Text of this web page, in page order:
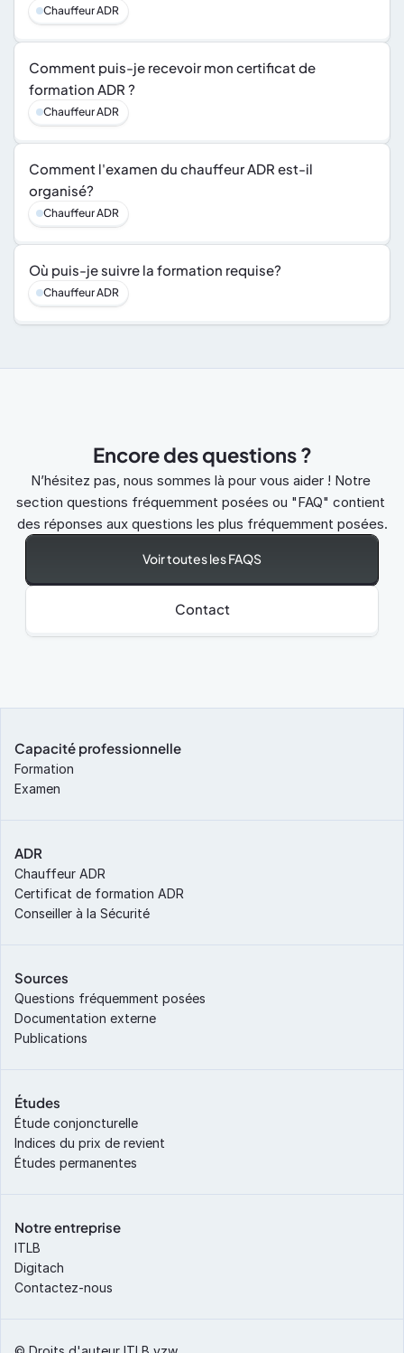
Chauffeur ADR
Comment puis-je recevoir mon certificat de
formation ADR ?
Chauffeur ADR
Comment l'examen du chauffeur ADR est-il
organisé?
Chauffeur ADR
Où puis-je suivre la formation requise?
Chauffeur ADR
Encore des questions ?
N’hésitez pas, nous sommes là pour vous aider ! Notre
section questions fréquemment posées ou "FAQ" contient
des réponses aux questions les plus fréquemment posées.
Voir toutes les FAQS
Contact
Capacité professionnelle
Formation
Examen
ADR
Chauffeur ADR
Certificat de formation ADR
Conseiller à la Sécurité
Sources
Questions fréquemment posées
Documentation externe
Publications
Études
Étude conjoncturelle
Indices du prix de revient
Études permanentes
Notre entreprise
ITLB
Digitach
Contactez-nous